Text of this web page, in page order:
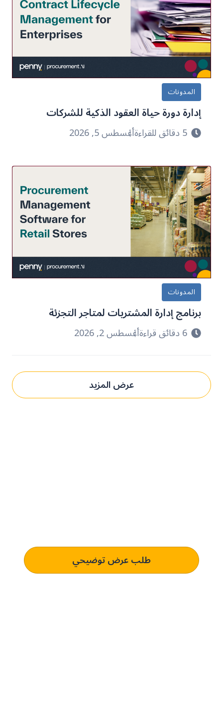
المدونات
إدارة دورة حياة العقود الذكية للشركات
5 دقائق للقراءة أغسطس 5, 2026
المدونات
برنامج إدارة المشتريات لمتاجر التجزئة
6 دقائق قراءة أغسطس 2, 2026
عرض المزيد
طلب عرض توضيحي